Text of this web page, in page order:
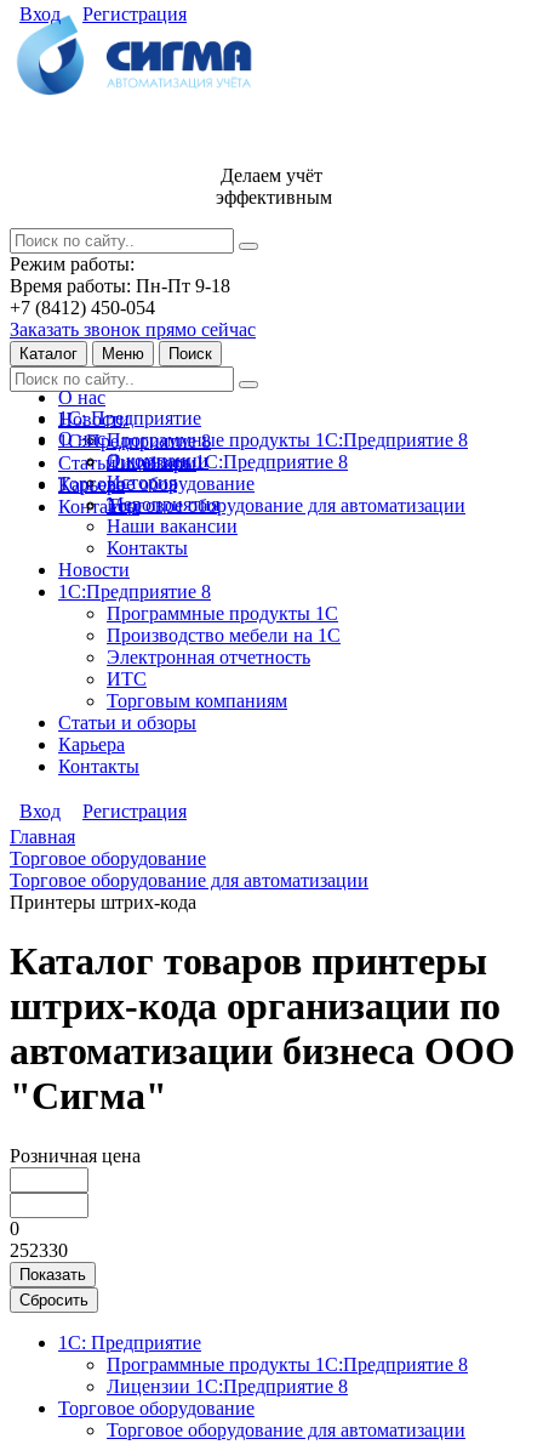
Вход Регистрация
Делаем учёт
эффективным
Режим работы:
Время работы: Пн-Пт 9-18
+7 (8412) 450-054
Заказать звонок прямо сейчас
Каталог Меню Поиск
О нас
Новости
1С:Предприятие 8
Статьи и обзоры
Карьера
Контакты
1С: Предприятие
Программные продукты 1С:Предприятие 8
Лицензии 1С:Предприятие 8
Торговое оборудование
Торговое оборудование для автоматизации
О нас
О компании
История
Мероприятия
Наши вакансии
Контакты
Новости
1С:Предприятие 8
Программные продукты 1С
Производство мебели на 1С
Электронная отчетность
ИТС
Торговым компаниям
Статьи и обзоры
Карьера
Контакты
Вход
Регистрация
Главная
Торговое оборудование
Торговое оборудование для автоматизации
Принтеры штрих-кода
Каталог товаров принтеры
штрих-кода организации по
автоматизации бизнеса ООО
"Сигма"
Розничная цена
0
252330
Показать
Сбросить
1С: Предприятие
Программные продукты 1С:Предприятие 8
Лицензии 1С:Предприятие 8
Торговое оборудование
Торговое оборудование для автоматизации